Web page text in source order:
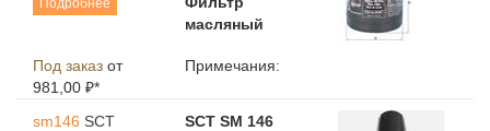
Подробнее
масляный
Под заказ от
981,00 ₽*
Примечания:
sm146 SCT
SCT SM 146